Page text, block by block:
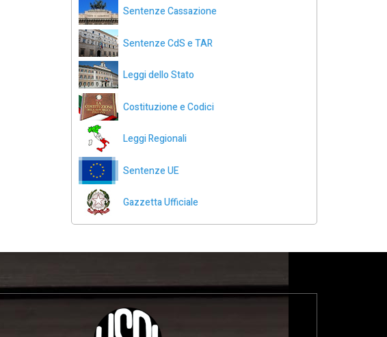
Sentenze Cassazione
Sentenze CdS e TAR
Leggi dello Stato
Costituzione e Codici
Leggi Regionali
Sentenze UE
Gazzetta Ufficiale